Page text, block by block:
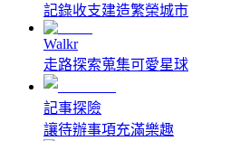
記錄收支建造繁榮城市
Walkr
走路探索蒐集可愛星球
記事探險
讓待辦事項充滿樂趣